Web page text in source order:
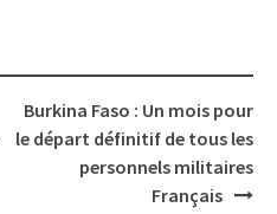
Burkina Faso : Un mois pour
le départ définitif de tous les
personnels militaires
Français